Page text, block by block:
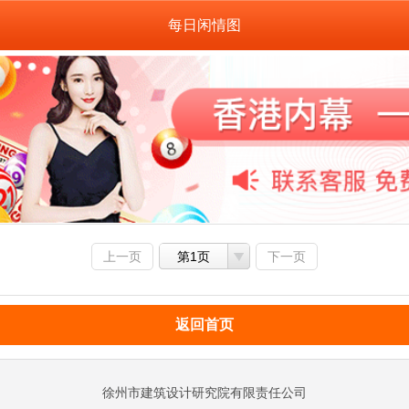
每日闲情图
上一页 第1页 下一页
返回首页
徐州市建筑设计研究院有限责任公司